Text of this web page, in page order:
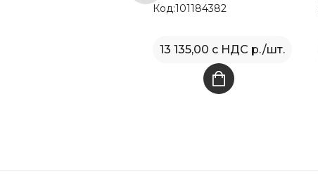
Код:101184382
13 135,00 с НДС р./шт.